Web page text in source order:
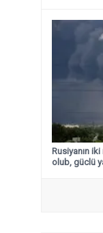
Rusiyanın
olub, güclü